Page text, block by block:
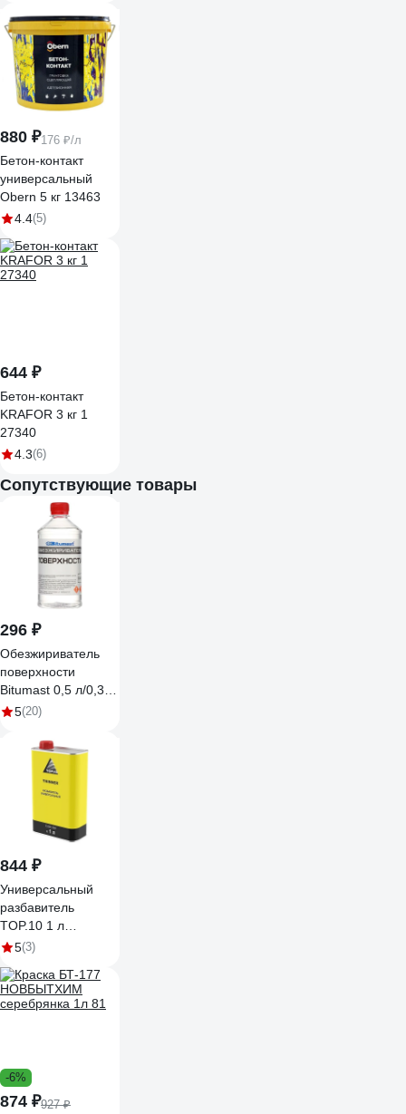
880 ₽176 ₽/л
Бетон-контакт
универсальный
Obern 5 кг 13463
4.4(5)
644 ₽
Бетон-контакт
KRAFOR 3 кг 1
27340
4.3(6)
Сопутствующие товары
296 ₽
Обезжириватель
поверхности
Bitumast 0,5 л/0,35
кг 4607952901131
5(20)
844 ₽
Универсальный
разбавитель
TOP.10 1 л
10.505.1000.
5(3)
-6%
874 ₽927 ₽